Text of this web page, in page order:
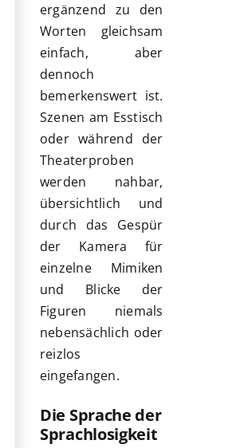
ergänzend zu den
Worten gleichsam
einfach, aber
dennoch
bemerkenswert ist.
Szenen am Esstisch
oder während der
Theaterproben
werden nahbar,
übersichtlich und
durch das Gespür
der Kamera für
einzelne Mimiken
und Blicke der
Figuren niemals
nebensächlich oder
reizlos
eingefangen.
Die Sprache der
Sprachlosigkeit